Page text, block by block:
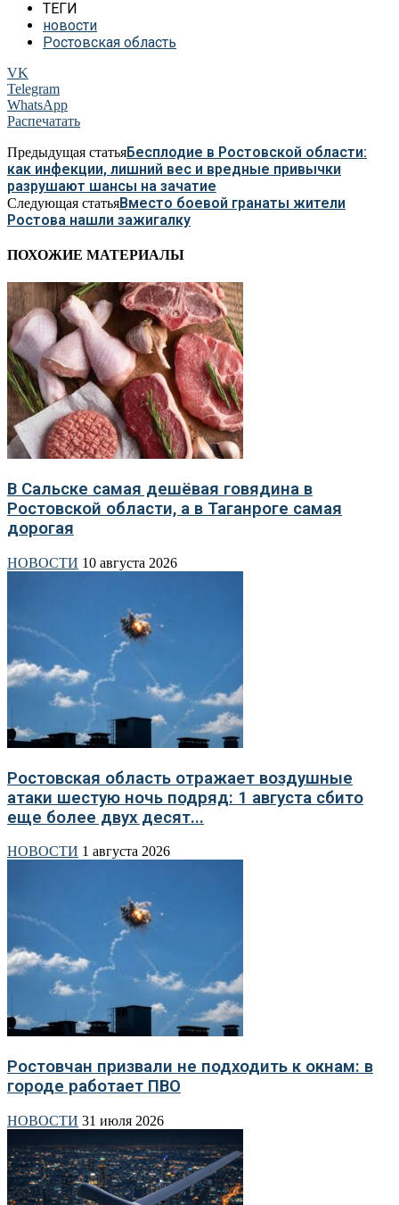
ТЕГИ
новости
Ростовская область
VK
Telegram
WhatsApp
Распечатать
Предыдущая статьяБесплодие в Ростовской области:
как инфекции, лишний вес и вредные привычки
разрушают шансы на зачатие
Следующая статьяВместо боевой гранаты жители
Ростова нашли зажигалку
ПОХОЖИЕ МАТЕРИАЛЫ
В Сальске самая дешёвая говядина в
Ростовской области, а в Таганроге самая
дорогая
НОВОСТИ 10 августа 2026
Ростовская область отражает воздушные
атаки шестую ночь подряд: 1 августа сбито
еще более двух десят...
НОВОСТИ 1 августа 2026
Ростовчан призвали не подходить к окнам: в
городе работает ПВО
НОВОСТИ 31 июля 2026